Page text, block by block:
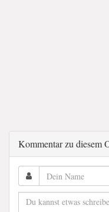
Kommentar zu diesem